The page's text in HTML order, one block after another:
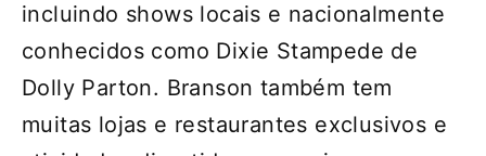
incluindo shows locais e nacionalmente
conhecidos como Dixie Stampede de
Dolly Parton. Branson também tem
muitas lojas e restaurantes exclusivos e